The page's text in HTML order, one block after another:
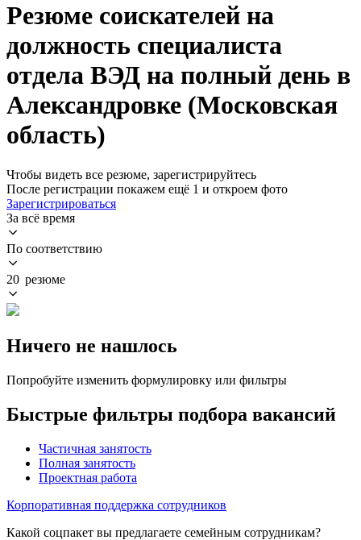
Резюме соискателей на
должность специалиста
отдела ВЭД на полный день в
Александровке (Московская
область)
Чтобы видеть все резюме, зарегистрируйтесь
После регистрации покажем ещё 1 и откроем фото
Зарегистрироваться
За всё время
По соответствию
20 резюме
Ничего не нашлось
Попробуйте изменить формулировку или фильтры
Быстрые фильтры подбора вакансий
Частичная занятость
Полная занятость
Проектная работа
Корпоративная поддержка сотрудников
Какой соцпакет вы предлагаете семейным сотрудникам?